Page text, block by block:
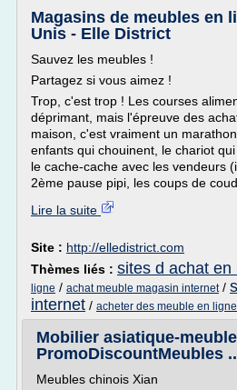
Magasins de meubles en
Unis - Elle District
Sauvez les meubles !
Partagez si vous aimez !
Trop, c'est trop ! Les courses
déprimant, mais l'épreuve des
maison, c'est vraiment un
enfants qui chouinent, le chariot
le cache-cache avec les vendeurs
2ème pause pipi, les coups de
Lire la suite
Site : http://elledistrict.com
Thèmes liés : sites d achat en
ligne / achat meuble magasin internet/
internet / acheter des meuble en ligne
Mobilier asiatique-
PromoDiscountMeubles
Meubles chinois Xian